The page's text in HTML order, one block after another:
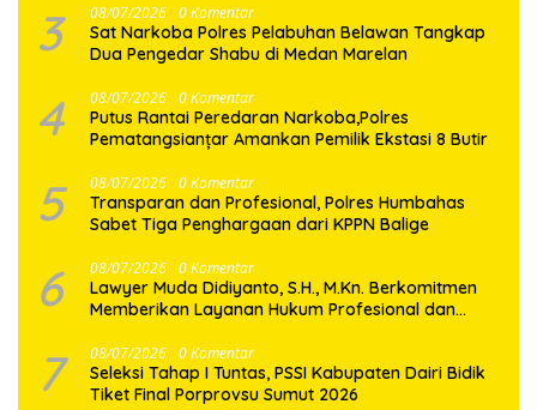
3 08/07/2026 0 Komentar
Sat Narkoba Polres Pelabuhan Belawan Tangkap
Dua Pengedar Shabu di Medan Marelan
4 08/07/2026 0 Komentar
Putus Rantai Peredaran Narkoba,Polres
Pematangsianțar Amankan Pemilik Ekstasi 8 Butir
5 08/07/2026 0 Komentar
Transparan dan Profesional, Polres Humbahas
Sabet Tiga Penghargaan dari KPPN Balige
6 08/07/2026 0 Komentar
Lawyer Muda Didiyanto, S.H., M.Kn. Berkomitmen
Memberikan Layanan Hukum Profesional dan
7 08/07/2026 0 Komentar
Seleksi Tahap I Tuntas, PSSI Kabupaten Dairi Bidik
Tiket Final Porprovsu Sumut 2026